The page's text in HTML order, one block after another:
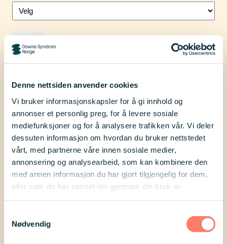
Denne nettsiden anvender cookies
Vi bruker informasjonskapsler for å gi innhold og
annonser et personlig preg, for å levere sosiale
mediefunksjoner og for å analysere trafikken vår. Vi deler
dessuten informasjon om hvordan du bruker nettstedet
vårt, med partnerne våre innen sosiale medier,
annonsering og analysearbeid, som kan kombinere den
med annen informasjon du har gjort tilgjengelig for dem,
eller som de har samlet inn gjennom din bruk av
Nødvendig
Vi trenger deg som
medlem!
Alle er velkomne til å bli medlem og
støtte vårt arbeid. Jo flere medlemmer
vi er, desto sterkere står vi som
organisasjon. For å kunne ivareta
gjennomslagskraft som organisasjon,